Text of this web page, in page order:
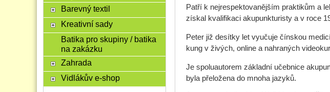
Patří k nejrespektovanějším praktikům a
získal kvalifikaci akupunkturisty a v roce
Peter již desítky let vyučuje čínskou
kung v živých, online a nahraných
Je spoluautorem základní učebnice
byla přeložena do mnoha jazyků.
Barevný textil
Kreativní sady
Batika pro skupiny / batika
na zakázku
Zahrada
Vidlákův e-shop